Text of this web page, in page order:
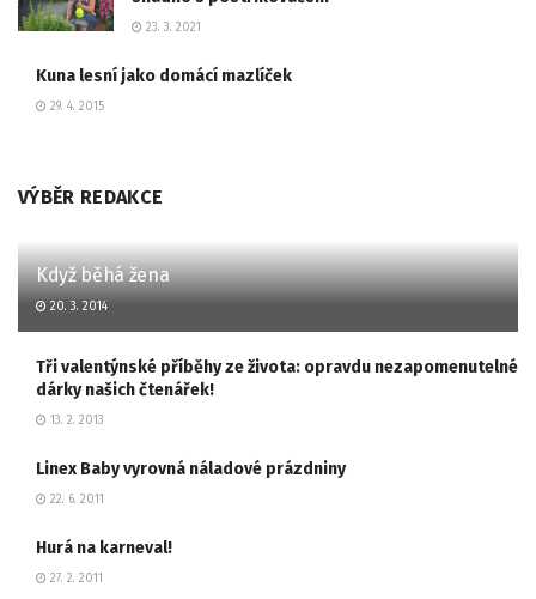
23. 3. 2021
Kuna lesní jako domácí mazlíček
29. 4. 2015
VÝBĚR REDAKCE
Když běhá žena
20. 3. 2014
Tři valentýnské příběhy ze života: opravdu nezapomenutelné
dárky našich čtenářek!
13. 2. 2013
Linex Baby vyrovná náladové prázdniny
22. 6. 2011
Hurá na karneval!
27. 2. 2011